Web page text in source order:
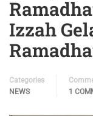
Izzah
Categories
NEWS
1